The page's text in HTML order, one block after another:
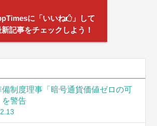
に「いいね
」して
記事をチェックしよう！
備制度理事「暗号通貨価値ゼロの可
を警告